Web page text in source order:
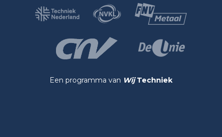
Een programma van Wij Techniek